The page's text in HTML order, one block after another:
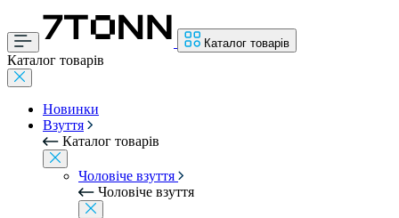
Каталог товарів
Каталог товарів
Новинки
Взуття
Каталог товарів
Чоловіче взуття
Чоловіче взуття